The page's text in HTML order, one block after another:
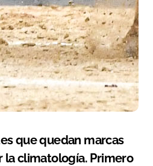
climatología. Primero